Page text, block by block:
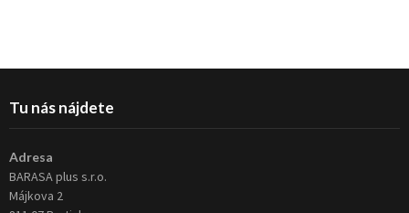
Tu nás nájdete
Adresa
BARASA plus s.r.o.
Májkova 2